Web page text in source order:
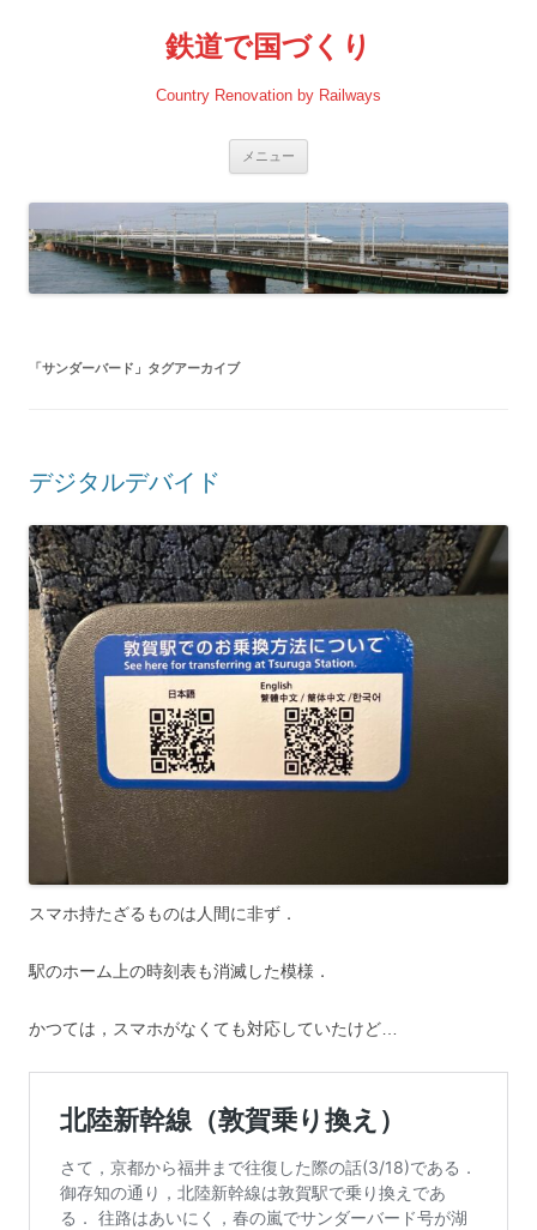
鉄道で国づくり
Country Renovation by Railways
メニュー
「サンダーバード 」タグアーカイブ
デジタルデバイド
スマホ持たざるものは人間に非ず．
駅のホーム上の時刻表も消滅した模様．
かつては，スマホがなくても対応していたけど…